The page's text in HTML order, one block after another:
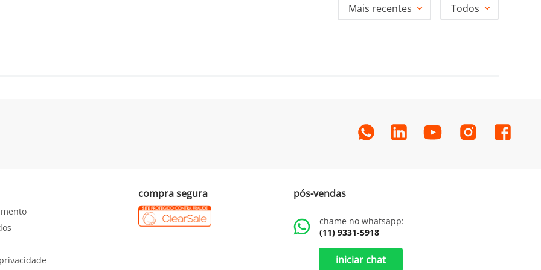
Mais recentes Todos
compra segura pós-vendas
chame no whatsapp:
(11) 9331-5918
iniciar chat